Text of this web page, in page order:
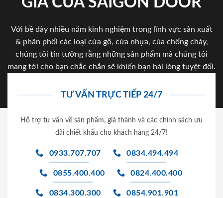
Với bề dày nhiều năm kinh nghiệm trong lĩnh vực sản xuất
& phân phối các loại cửa gỗ, cửa nhựa, của chống cháy,
chúng tôi tin tưởng rằng những sản phẩm mà chúng tôi
mang tới cho bạn chắc chắn sẽ khiến bạn hài lòng tuyệt đối.
TƯ VẤN TRỰC TIẾP 24/7
Hỗ trợ tư vấn về sản phẩm, giá thành và các chính sách ưu
đãi chiết khấu cho khách hàng 24/7!
0933.707.707 0834.494.494
0855.400.400 0824.400.400
0834.300.300 0854.901.901